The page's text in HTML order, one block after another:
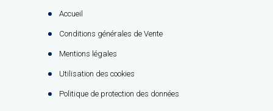
Accueil
Conditions générales de Vente
Mentions légales
Utilisation des cookies
Politique de protection des données